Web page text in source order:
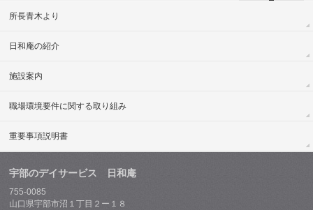
所長青木より
日和庵の紹介
施設案内
職場環境要件に関する取り組み
重要事項説明書
宇部のデイサービス 日和庵
755-0085
山口県宇部市沼１丁目２ー１８